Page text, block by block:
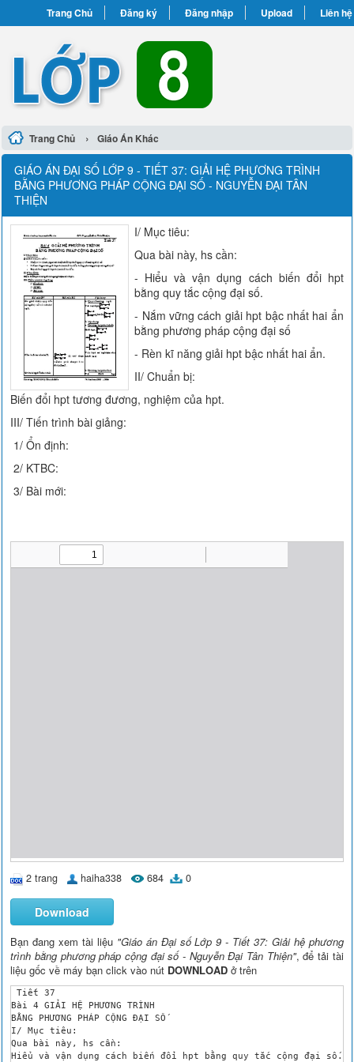
Trang Chủ Đăng ký Đăng nhập Upload Liên hệ
Trang Chủ › Giáo Án Khác
GIÁO ÁN ĐẠI SỐ LỚP 9 - TIẾT 37: GIẢI HỆ PHƯƠNG TRÌNH
BẰNG PHƯƠNG PHÁP CỘNG ĐẠI SỐ - NGUYỄN ĐẠI TÂN
THIỆN
I/ Mục tiêu:
Qua bài này, hs cần:
- Hiểu và vận dụng cách biến đổi hpt
bằng quy tắc cộng đại số.
- Nắm vững cách giải hpt bậc nhất hai ẩn
bằng phương pháp cộng đại số
- Rèn kĩ năng giải hpt bậc nhất hai ẩn.
II/ Chuẩn bị:
Biến đổi hpt tương đương, nghiệm của hpt.
III/ Tiến trình bài giảng:
1/ Ổn định:
2/ KTBC:
3/ Bài mới:
2 trang haiha338 684 0
Download
Bạn đang xem tài liệu "Giáo án Đại số Lớp 9 - Tiết 37: Giải hệ phương
trình bằng phương pháp cộng đại số - Nguyễn Đại Tân Thiện", để tải tài
liệu gốc về máy bạn click vào nút DOWNLOAD ở trên
Tiết 37
Bài 4 GIẢI HỆ PHƯƠNG TRÌNH
BẰNG PHƯƠNG PHÁP CỘNG ĐẠI SỐ
I/ Mục tiêu:
Qua bài này, hs cần:
Hiểu và vận dụng cách biến đổi hpt bằng quy tắc cộng đại số.